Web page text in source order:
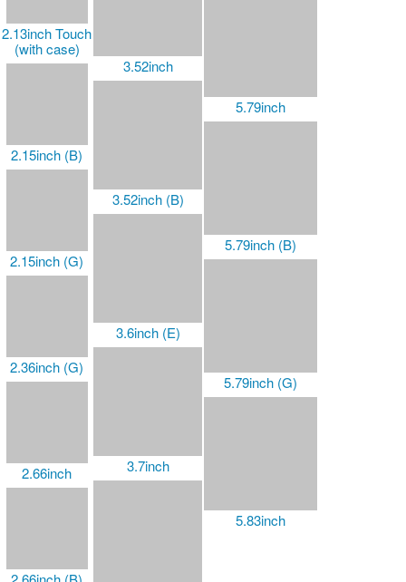
2.13inch Touch
(with case)
2.15inch (B)
2.15inch (G)
2.36inch (G)
2.66inch
3.52inch
3.52inch (B)
3.6inch (E)
3.7inch
5.79inch
5.79inch (B)
5.79inch (G)
5.83inch